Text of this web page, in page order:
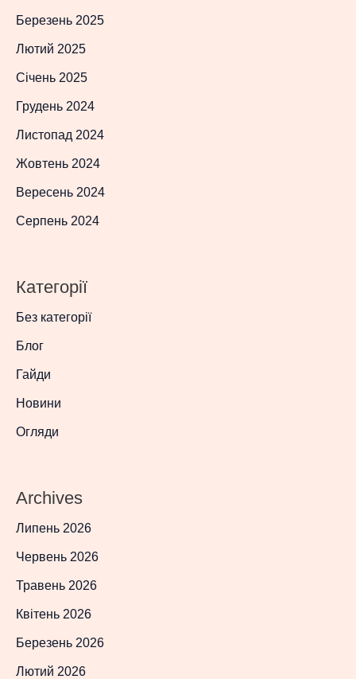
Березень 2025
Лютий 2025
Січень 2025
Грудень 2024
Листопад 2024
Жовтень 2024
Вересень 2024
Серпень 2024
Категорії
Без категорії
Блог
Гайди
Новини
Огляди
Archives
Липень 2026
Червень 2026
Травень 2026
Квітень 2026
Березень 2026
Лютий 2026